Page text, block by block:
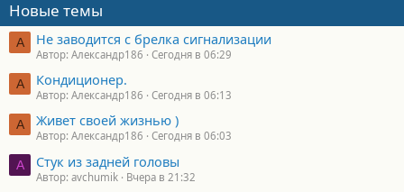
Новые темы
А Не заводится с брелка сигнализации
Автор: Александр186 Сегодня в 06:29
А Кондиционер.
Автор: Александр186 Сегодня в 06:13
А Живет своей жизнью )
Автор: Александр186 Сегодня в 06:03
A Стук из задней головы
Автор: avchumik Вчера в 21:32